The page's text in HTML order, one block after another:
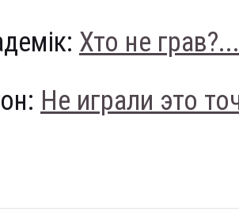
Хто не грав?...
Не играли это